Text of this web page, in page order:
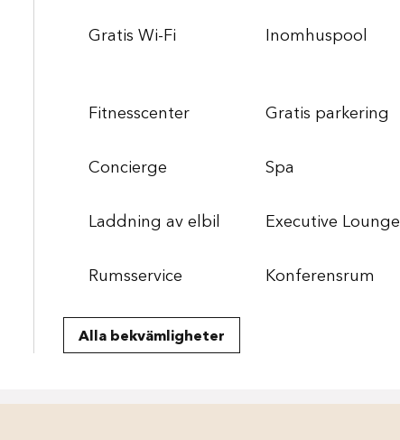
Gratis Wi-Fi Inomhuspool
Fitnesscenter Gratis parkering
Concierge Spa
Laddning av elbil Executive Lounge
Rumsservice Konferensrum
Alla bekvämligheter